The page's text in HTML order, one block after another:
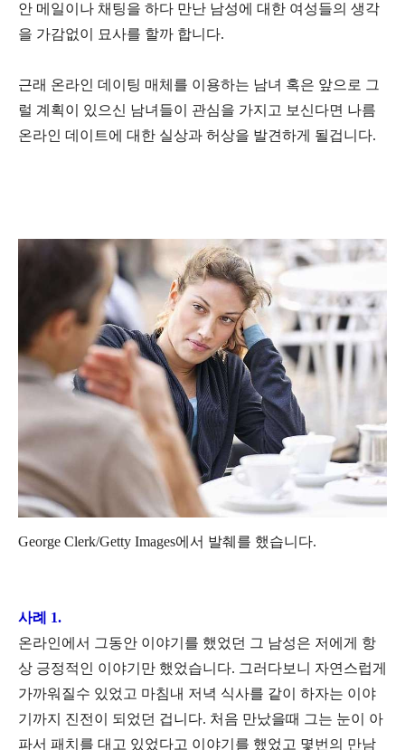
안 메일이나 채팅을 하다 만난 남성에 대한 여성들의 생각
을 가감없이 묘사를 할까 합니다.
근래 온라인 데이팅 매체를 이용하는 남녀 혹은 앞으로 그
럴 계획이 있으신 남녀들이 관심을 가지고 보신다면 나름
온라인 데이트에 대한 실상과 허상을 발견하게 될겁니다.
George Clerk/Getty Images에서 발췌를 했습니다.
사례 1.
온라인에서 그동안 이야기를 했었던 그 남성은 저에게 항
상 긍정적인 이야기만 했었습니다. 그러다보니 자연스럽게
가까워질수 있었고 마침내 저녁 식사를 같이 하자는 이야
기까지 진전이 되었던 겁니다. 처음 만났을때 그는 눈이 아
파서 패치를 대고 있었다고 이야기를 했었고 몇번의 만남